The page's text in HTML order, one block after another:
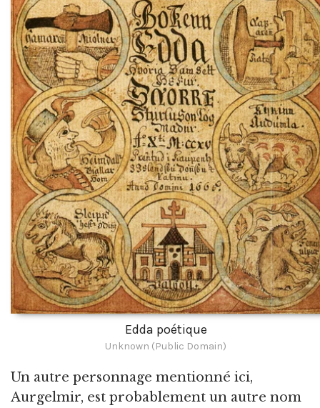
Edda poétique
Unknown (Public Domain)
Un autre personnage mentionné ici,
Aurgelmir, est probablement un autre nom